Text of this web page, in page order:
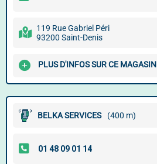
119 Rue Gabriel Péri
93200 Saint-Denis
PLUS D'INFOS SUR CE MAGASIN
BELKA SERVICES (400 m)